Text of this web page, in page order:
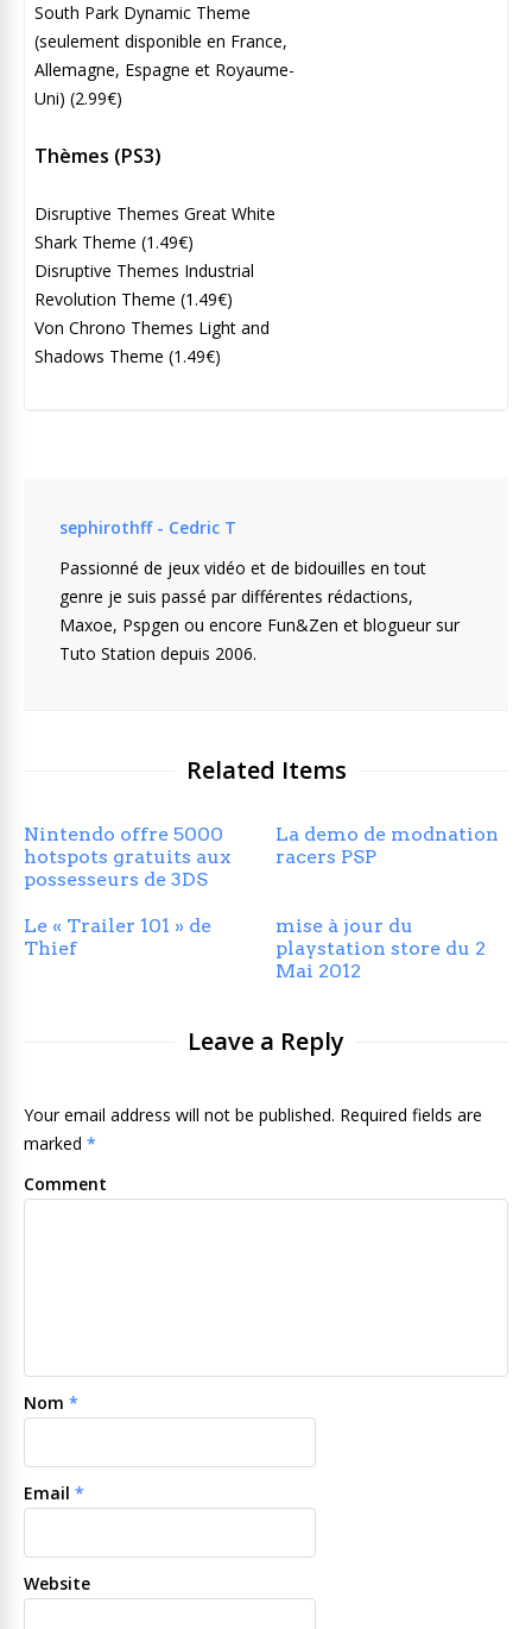
South Park Dynamic Theme
(seulement disponible en France,
Allemagne, Espagne et Royaume-
Uni) (2.99€)
Thèmes (PS3)
Disruptive Themes Great White
Shark Theme (1.49€)
Disruptive Themes Industrial
Revolution Theme (1.49€)
Von Chrono Themes Light and
Shadows Theme (1.49€)
sephirothff - Cedric T
Passionné de jeux vidéo et de bidouilles en tout
genre je suis passé par différentes rédactions,
Maxoe, Pspgen ou encore Fun&Zen et blogueur sur
Tuto Station depuis 2006.
Related Items
Nintendo offre 5000
hotspots gratuits aux
possesseurs de 3DS
La demo de modnation
racers PSP
Le « Trailer 101 » de
Thief
mise à jour du
playstation store du 2
Mai 2012
Leave a Reply
Your email address will not be published. Required fields are
marked *
Comment
Nom *
Email *
Website